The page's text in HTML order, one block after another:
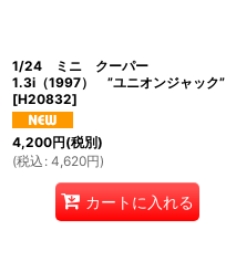
1/24 ミニ クーパー
1.3i（1997） ”ユニオンジャック”
[H20832]
4,200円(税別)
(税込 : 4,620円)
カートに入れる